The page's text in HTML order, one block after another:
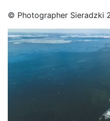
© Photographer Sieradzki